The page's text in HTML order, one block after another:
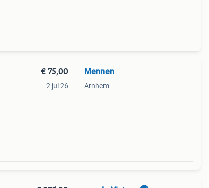
€ 75,00
2 jul 26
Mennen
Arnhem